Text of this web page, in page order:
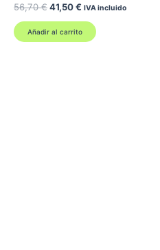
56,70€El
original
era:
41,50€ El
actual
es:
IVA incluido
Añadir al carrito